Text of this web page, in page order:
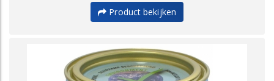
Product bekijken